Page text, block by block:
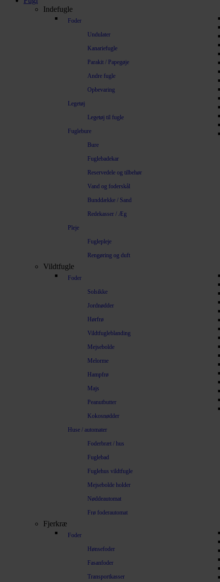
Indefugle
Foder
Undulater
Kanariefugle
Parakit / Papegøje
Andre fugle
Opbevaring
Legetøj
Legetøj til fugle
Fuglebure
Bure
Fuglebadekar
Reservedele og tilbehør
Vand og foderskål
Bunddække / Sand
Redekasser / Æg
Pleje
Fuglepleje
Rengøring og duft
Vildtfugle
Foder
Solsikke
Jordnødder
Hørfrø
Vildtfugleblanding
Mejsebolde
Melorme
Hampfrø
Majs
Peanutbutter
Kokosnødder
Huse / automater
Foderbræt / hus
Fuglebad
Fuglehus vildtfugle
Mejsebolde holder
Nøddeautomat
Frø foderautomat
Fjerkræ
Foder
Hønsefoder
Fasanfoder
Transportkasser